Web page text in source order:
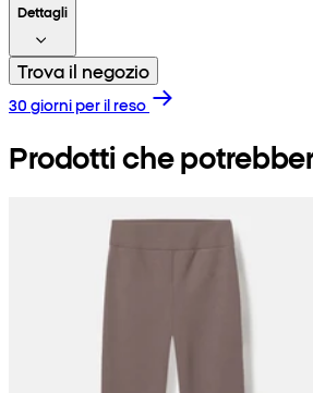
Dettagli
Trova il negozio
30 giorni per il reso
Prodotti che